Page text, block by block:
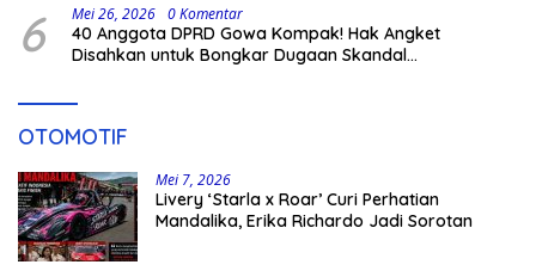
6 Mei 26, 2026 0 Komentar
40 Anggota DPRD Gowa Kompak! Hak Angket
Disahkan untuk Bongkar Dugaan Skandal
OTOMOTIF
Mei 7, 2026
Livery ‘Starla x Roar’ Curi Perhatian
Mandalika, Erika Richardo Jadi Sorotan